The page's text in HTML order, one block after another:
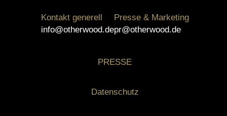
Kontakt generell
info@otherwood.de
Presse & Marketing
pr@otherwood.de
PRESSE
Datenschutz